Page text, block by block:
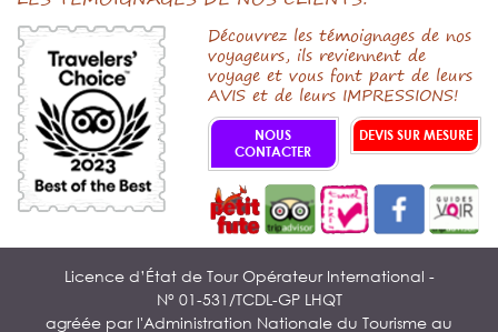
Découvrez les témoignages de nos
voyageurs, ils reviennent de
voyage et vous font part de leurs
AVIS et de leurs IMPRESSIONS!
NOUS
CONTACTER
DEVIS SUR MESURE
Licence d’État de Tour Opérateur International -
N° 01-531/TCDL-GP LHQT
agréée par l'Administration Nationale du Tourisme au